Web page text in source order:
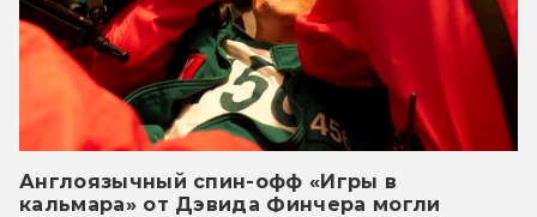
Англоязычный спин-офф «Игры в
кальмара» от Дэвида Финчера могли